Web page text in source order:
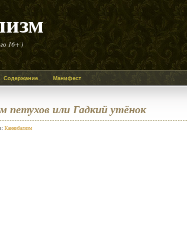
16+ )
Содержание Манифест
петухов или Гадкий утёнок
Каннибализм